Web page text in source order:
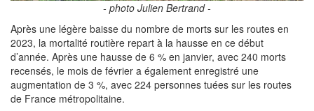
- photo Julien Bertrand -
Après une légère baisse du nombre de morts sur les routes en
2023, la mortalité routière repart à la hausse en ce début
d’année. Après une hausse de 6 % en janvier, avec 240 morts
recensés, le mois de février a également enregistré une
augmentation de 3 %, avec 224 personnes tuées sur les routes
de France métropolitaine.